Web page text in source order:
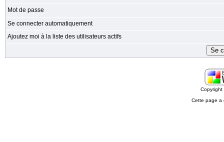
Mot de passe
Se connecter automatiquement
Ajoutez moi à la liste des utilisateurs actifs
Cette page a